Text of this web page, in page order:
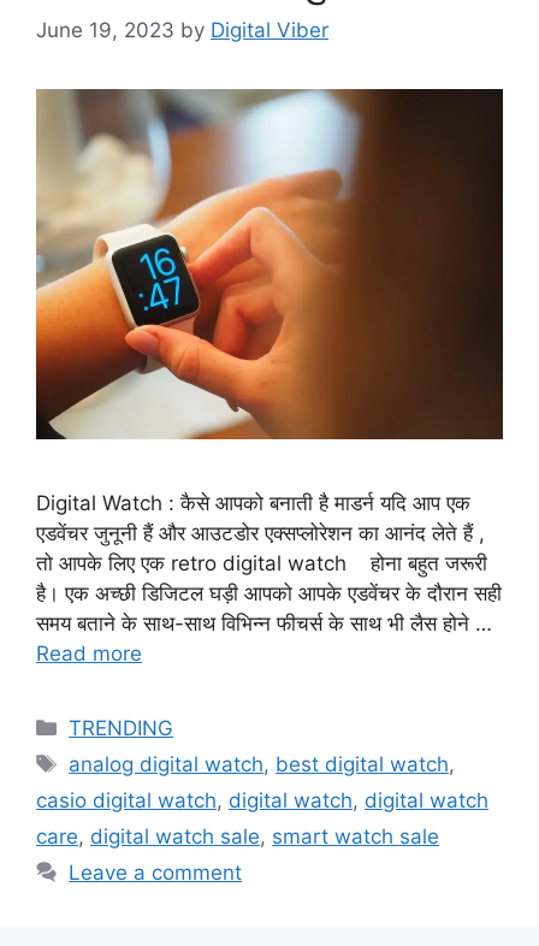
June 19, 2023 by Digital Viber
Digital Watch : कैसे आपको बनाती है माडर्न यदि आप एक
एडवेंचर जुनूनी हैं और आउटडोर एक्सप्लोरेशन का आनंद लेते हैं ,
तो आपके लिए एक retro digital watch होना बहुत जरूरी
है। एक अच्छी डिजिटल घड़ी आपको आपके एडवेंचर के दौरान सही
समय बताने के साथ-साथ विभिन्न फीचर्स के साथ भी लैस होने …
Read more
TRENDING
analog digital watch, best digital watch,
casio digital watch, digital watch, digital watch
care, digital watch sale, smart watch sale
Leave a comment